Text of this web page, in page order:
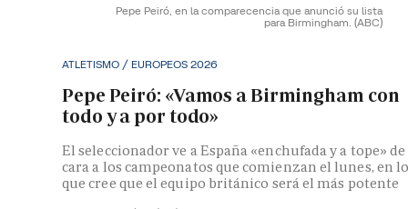
Pepe Peiró, en la comparecencia que anunció su lista
para Birmingham. (ABC)
ATLETISMO / EUROPEOS 2026
Pepe Peiró: «Vamos a Birmingham con
todo y a por todo»
El seleccionador ve a España «enchufada y a tope» de
cara a los campeonatos que comienzan el lunes, en
que cree que el equipo británico será el más potente